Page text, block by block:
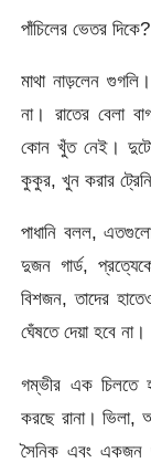
পাঁচিলের ভেতর
মাথা নাড়লেন
না। রাতের বেলা
কোন খুঁত নেই। দুটো
কুকুর, খুন করার
পাধানি বলল,
দুজন গার্ড,
বিশজন, তাদের
ঘেঁষতে দেয়া হবে না।
গম্ভীর এক চিলতে
করছে রানা।
সৈনিক এবং একজন